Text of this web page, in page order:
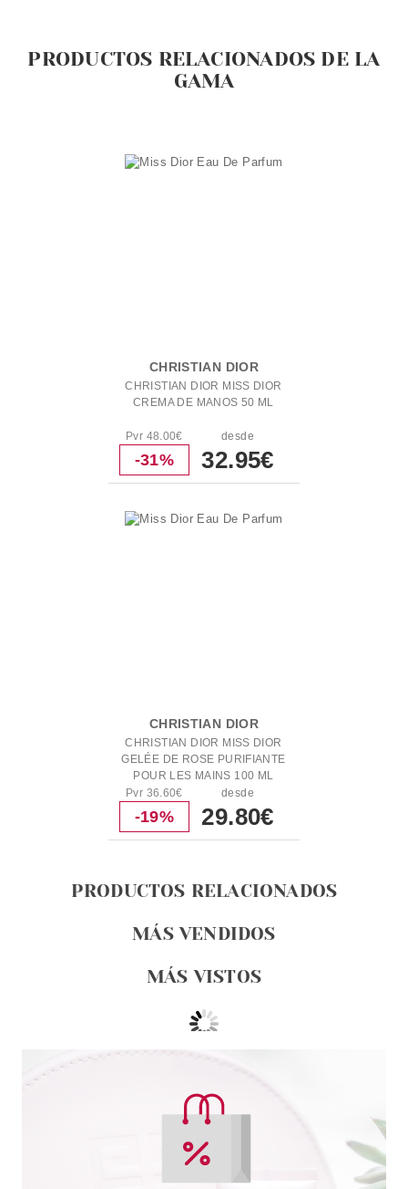
PRODUCTOS RELACIONADOS DE LA
GAMA
CHRISTIAN DIOR
CHRISTIAN DIOR MISS DIOR
CREMA DE MANOS 50 ML
Pvr 48.00€
-31%
desde
32.95€
CHRISTIAN DIOR
CHRISTIAN DIOR MISS DIOR
GELÉE DE ROSE PURIFIANTE
POUR LES MAINS 100 ML
Pvr 36.60€
-19%
desde
29.80€
PRODUCTOS RELACIONADOS
MÁS VENDIDOS
MÁS VISTOS